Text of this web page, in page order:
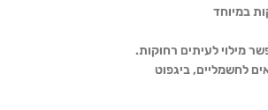
במיוחד
מילוי לעיתים רחוקות.
לחשמליים, ביגפוט